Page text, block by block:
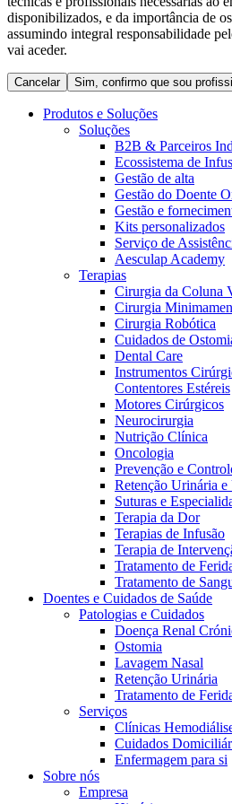
Terapias
Catálogo de Produtos
Encontre o produto que
da B. Braun com o nosso
Coordenamos os seus cuidados
do hospital. Para mais
cuidados domiciliários.
Contactos
Centro de Inovação
Vamos impulsionar juntos a
Saiba mais sobre o nosso centro
Em diálogo com a B. Braun.
disponibilizados, e da importância de
assumindo integral responsabilidade
vai aceder.
Cancelar Sim, confirmo que sou
Produtos e Soluções
Soluções
B2B & Parceiros
Ecossistema de
Gestão de alta
Gestão do Doente
Gestão e
Kits personalizados
Serviço de
Aesculap Academy
Terapias
Cirurgia da Coluna
Cirurgia
Cirurgia Robótica
Cuidados de
Dental Care
Instrumentos
Contentores Estéreis
Motores Cirúrgicos
Neurocirurgia
Nutrição Clínica
Oncologia
Prevenção e
Retenção Urinária
Suturas e
Terapia da Dor
Terapias de Infusão
Terapia de
Tratamento de
Tratamento de
Doentes e Cuidados de Saúde
Patologias e Cuidados
Doença Renal
Ostomia
Lavagem Nasal
Retenção Urinária
Tratamento de
Serviços
Clínicas
Cuidados
Enfermagem para si
Sobre nós
Empresa